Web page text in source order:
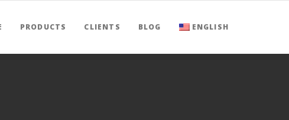
PRODUCTS CLIENTS BLOG ENGLISH